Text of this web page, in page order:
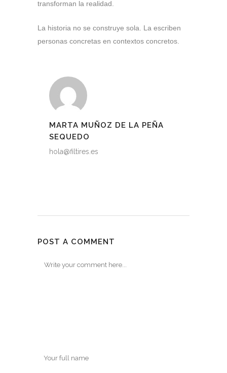
transforman la realidad.
La historia no se construye sola. La escriben
personas concretas en contextos concretos.
MARTA MUÑOZ DE LA PEÑA
SEQUEDO
hola@filtires.es
POST A COMMENT